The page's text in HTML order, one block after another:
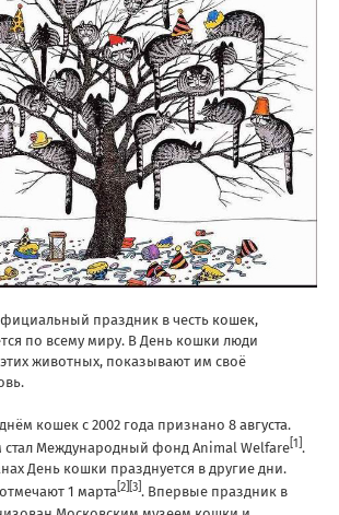
праздник в честь кошек,
по всему миру. В День кошки люди
этих животных, показывают им своё
кошек с 2002 года признано 8 августа.
стал Международный фонд Animal Welfare [1] .
День кошки празднуется в другие дни.
1 марта [2] [3] . Впервые праздник в